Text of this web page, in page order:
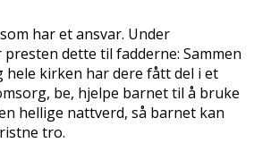
har et ansvar. Under
dette til fadderne: Sammen
hele kirken har dere fått del i et
be, hjelpe barnet til å bruke
hellige nattverd, så barnet kan
tro.